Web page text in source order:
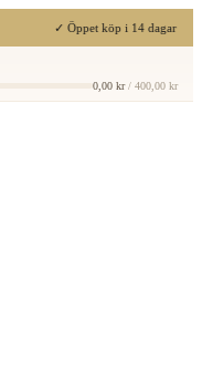
✓ Öppet köp i 14 dagar
0,00 kr/ 400,00 kr